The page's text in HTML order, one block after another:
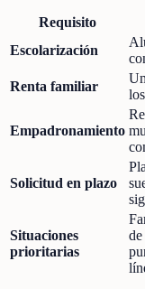
Requisito
Escolarización
Renta familiar
Empadronamiento
Solicitud en plazo
Situaciones
prioritarias